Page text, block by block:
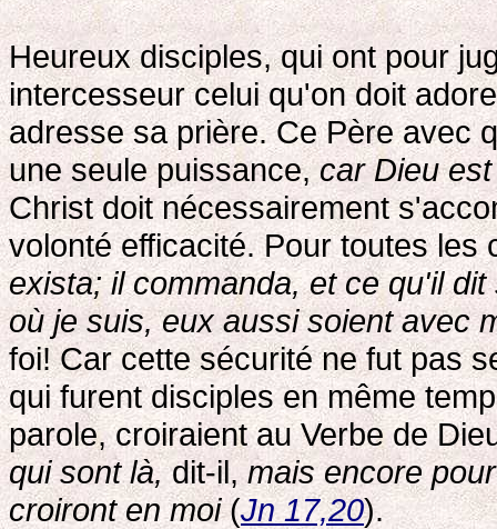
Heureux disciples, qui ont pour
intercesseur celui qu'on doit
adresse sa prière. Ce Père avec
une seule puissance,car Dieu
Christ doit nécessairement
volonté efficacité. Pour toutes
exista; il commanda, et ce qu'il dit
où je suis, eux aussi soient avec
foi! Car cette sécurité ne fut pas
qui furent disciples en même
parole, croiraient au Verbe de
qui sont là,dit-il,mais encore
croiront en moi(Jn 17,20).